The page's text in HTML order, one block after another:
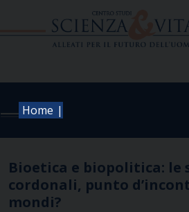
Home |
Bioetica e biopolitica: le
cordonali, punto
mondi?